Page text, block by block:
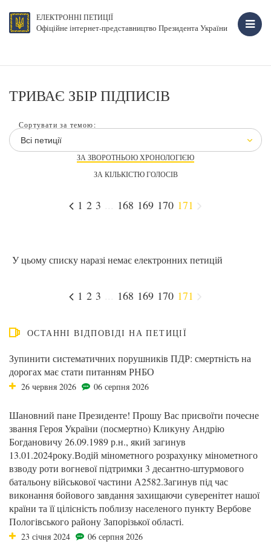
ЕЛЕКТРОННІ ПЕТИЦІЇ
Офіційне інтернет-представництво Президента України
ТРИВАЄ ЗБІР ПІДПИСІВ
Сортувати за темою:
Всі петиції
ЗА ЗВОРОТНЬОЮ ХРОНОЛОГІЄЮ
ЗА КІЛЬКІСТЮ ГОЛОСІВ
1 2 3 168 169 170 171
У цьому списку наразі немає електронних петицій
1 2 3 168 169 170 171
ОСТАННІ ВІДПОВІДІ НА ПЕТИЦІЇ
Зупинити систематичних порушників ПДР: смертність на
дорогах має стати питанням РНБО
26 червня 2026 06 серпня 2026
Шановний пане Президенте! Прошу Вас присвоїти почесне
звання Героя України (посмертно) Кликуну Андрію
Богдановичу 26.09.1989 р.н., який загинув
13.01.2024року.Водій мінометного розрахунку мінометного
взводу роти вогневої підтримки 3 десантно-штурмового
батальону військової частини А2582.Загинув під час
виконання бойового завдання захищаючи суверенітет нашої
країни та її цілісність поблизу населеного пункту Вербове
Пологівського району Запорізької області.
23 січня 2024 06 серпня 2026